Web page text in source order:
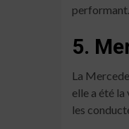
performant.
5.
La
elle a été
les